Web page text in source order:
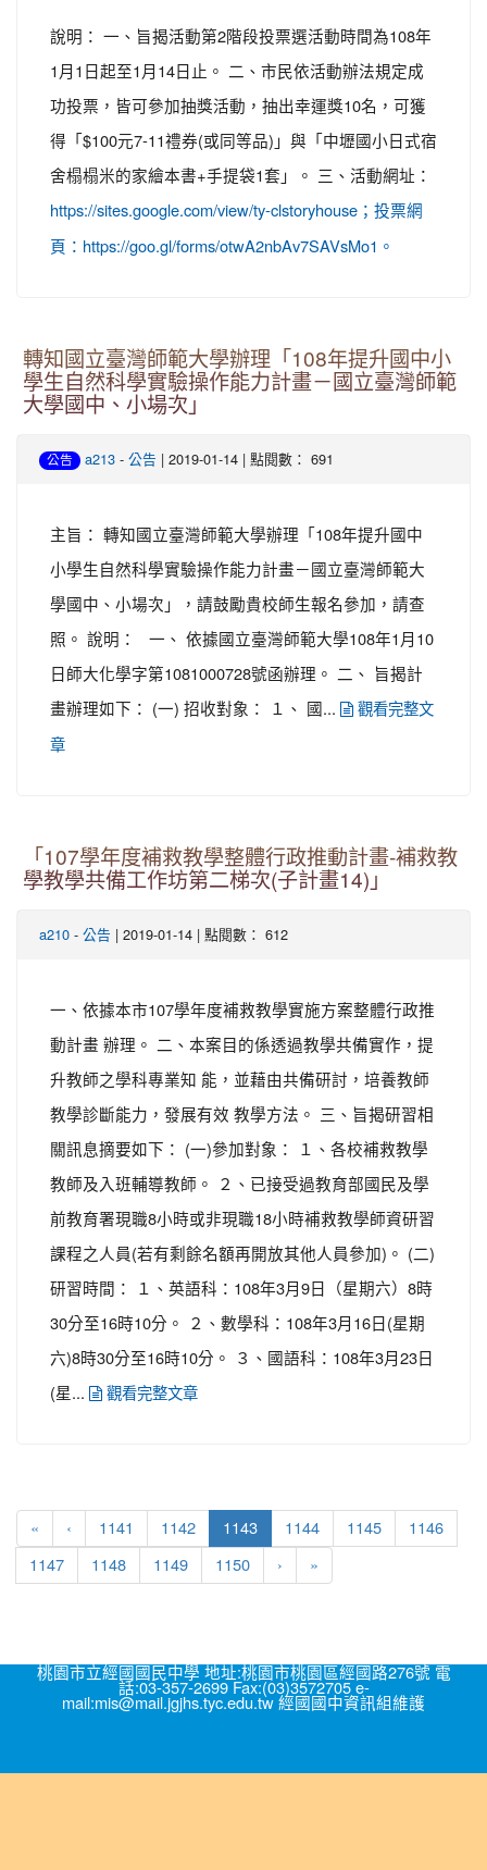
說明： 一、旨揭活動第2階段投票選活動時間為108年
1月1日起至1月14日止。 二、市民依活動辦法規定成
功投票，皆可參加抽獎活動，抽出幸運獎10名，可獲
得「$100元7-11禮券(或同等品)」與「中壢國小日式宿
舍榻榻米的家繪本書+手提袋1套」。 三、活動網址：
https://sites.google.com/view/ty-clstoryhouse；投票網
頁：https://goo.gl/forms/otwA2nbAv7SAVsMo1。
轉知國立臺灣師範大學辦理「108年提升國中小
學生自然科學實驗操作能力計畫－國立臺灣師範
大學國中、小場次」
公告 a213 - 公告 | 2019-01-14 | 點閱數： 691
主旨： 轉知國立臺灣師範大學辦理「108年提升國中
小學生自然科學實驗操作能力計畫－國立臺灣師範大
學國中、小場次」，請鼓勵貴校師生報名參加，請查
照。 說明： 一、 依據國立臺灣師範大學108年1月10
日師大化學字第1081000728號函辦理。 二、 旨揭計
畫辦理如下： (一) 招收對象： １、 國...
觀看完整文
章
「107學年度補救教學整體行政推動計畫-補救教
學教學共備工作坊第二梯次(子計畫14)」
a210 - 公告 | 2019-01-14 | 點閱數： 612
一、依據本市107學年度補救教學實施方案整體行政推
動計畫 辦理。 二、本案目的係透過教學共備實作，提
升教師之學科專業知 能，並藉由共備研討，培養教師
教學診斷能力，發展有效 教學方法。 三、旨揭研習相
關訊息摘要如下： (一)參加對象： １、各校補救教學
教師及入班輔導教師。 ２、已接受過教育部國民及學
前教育署現職8小時或非現職18小時補救教學師資研習
課程之人員(若有剩餘名額再開放其他人員參加)。 (二)
研習時間： １、英語科：108年3月9日（星期六）8時
30分至16時10分。 ２、數學科：108年3月16日(星期
六)8時30分至16時10分。 ３、國語科：108年3月23日
(星...
觀看完整文章
« ‹ 1141 1142 1143(current)
1144 1145 1146
1147 1148 1149 1150 › »
桃園市立經國國民中學 地址:桃園市桃園區經國路276號 電
話:03-357-2699 Fax:(03)3572705 e-
mail:mis@mail.jgjhs.tyc.edu.tw 經國國中資訊組維護